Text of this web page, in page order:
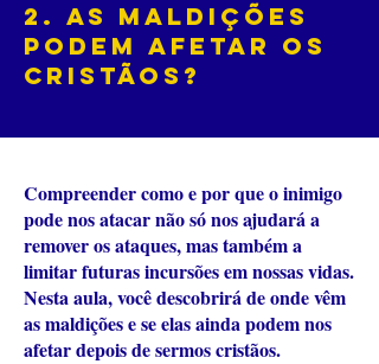
2. As maldições
podem afetar os
cristãos?
Compreender como e por que o inimigo
pode nos atacar não só nos ajudará a
remover os ataques, mas também a
limitar futuras incursões em nossas vidas.
Nesta aula, você descobrirá de onde vêm
as maldições e se elas ainda podem nos
afetar depois de sermos cristãos.